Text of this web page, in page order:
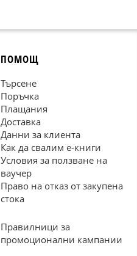
ПОМОЩ
Търсене
Поръчка
Плащания
Доставка
Данни за клиента
Как да свалим е-книги
Условия за ползване на
ваучер
Право на отказ от закупена
стока
Правилници за
промоционални кампании